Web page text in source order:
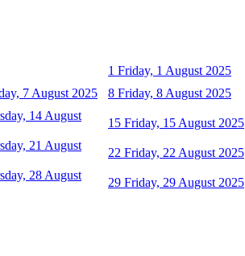
1 Friday, 1 August 2025
7 August 2025 8 Friday, 8 August 2025
14 August
15 Friday, 15 August 2025
21 August
22 Friday, 22 August 2025
28 August
29 Friday, 29 August 2025